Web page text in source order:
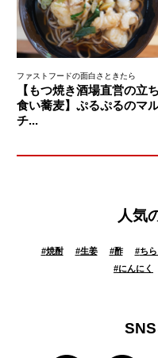
ファストフードの面白さときたら
【もつ焼き酒場直営の立ち
食い蕎麦】ぷるぷるのマ
チ...
人気
#焼酎 #生姜 #酢 #ちら
#にんにく